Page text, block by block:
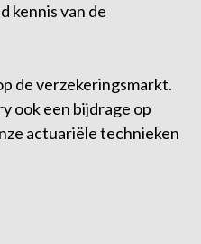
kennis van de
de verzekeringsmarkt.
ook een bijdrage op
actuariële technieken